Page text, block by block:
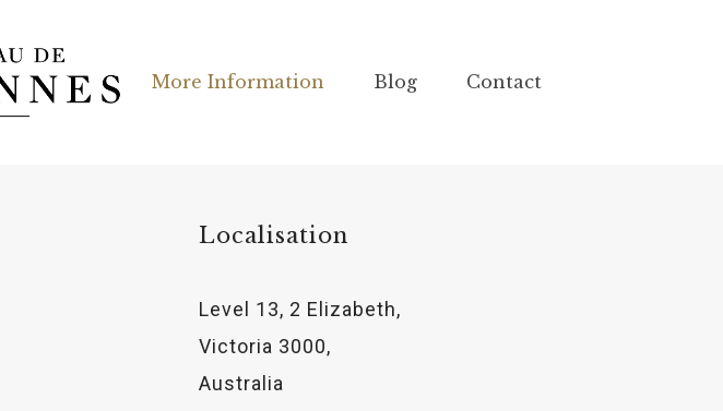
More Information Blog Contact
Localisation
Level 13, 2 Elizabeth,
Victoria 3000,
Australia